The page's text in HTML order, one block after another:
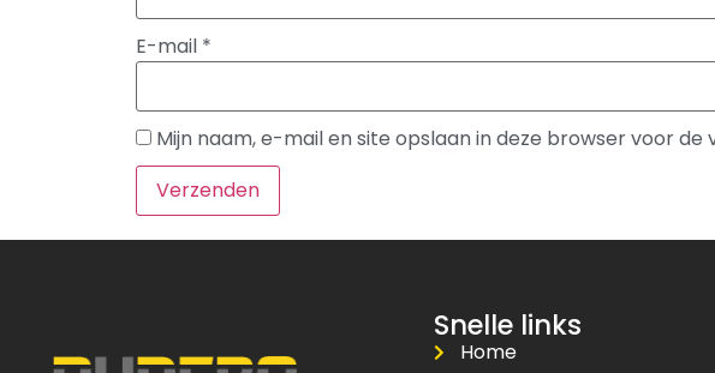
E-mail *
Mijn naam, e-mail en site opslaan in deze browser voor
Snelle links
Home